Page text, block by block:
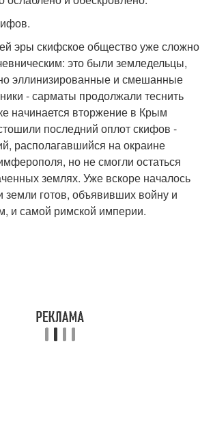
эры скифское общество уже сложно
это были земледельцы,
эллинизированные и смешанные
- сарматы продолжали теснить
начинается вторжение в Крым
последний оплот скифов -
располагавшийся на окраине
но не смогли остаться
землях. Уже вскоре началось
земли готов, объявивших войну и
и самой римской империи.